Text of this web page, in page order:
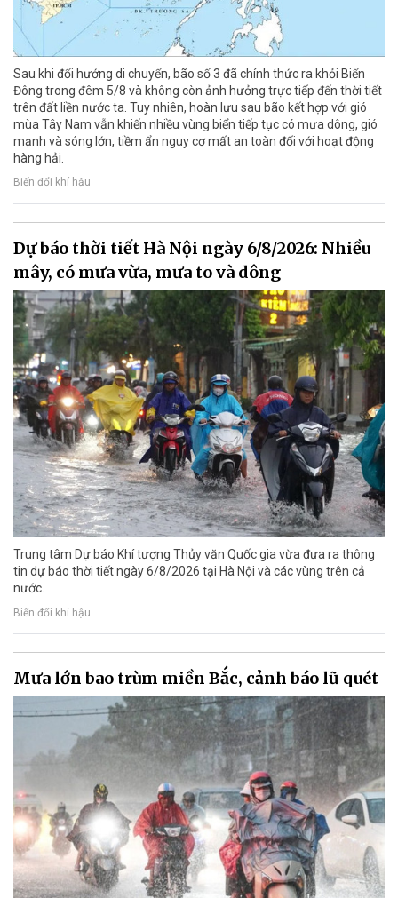
Sau khi đổi hướng di chuyển, bão số 3 đã chính thức ra khỏi Biển
Đông trong đêm 5/8 và không còn ảnh hưởng trực tiếp đến thời tiết
trên đất liền nước ta. Tuy nhiên, hoàn lưu sau bão kết hợp với gió
mùa Tây Nam vẫn khiến nhiều vùng biển tiếp tục có mưa dông, gió
mạnh và sóng lớn, tiềm ẩn nguy cơ mất an toàn đối với hoạt động
hàng hải.
Biến đổi khí hậu
Dự báo thời tiết Hà Nội ngày 6/8/2026: Nhiều
mây, có mưa vừa, mưa to và dông
Trung tâm Dự báo Khí tượng Thủy văn Quốc gia vừa đưa ra thông
tin dự báo thời tiết ngày 6/8/2026 tại Hà Nội và các vùng trên cả
nước.
Biến đổi khí hậu
Mưa lớn bao trùm miền Bắc, cảnh báo lũ quét